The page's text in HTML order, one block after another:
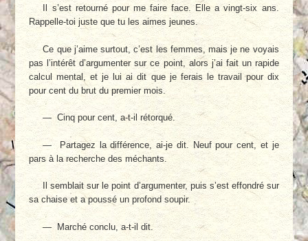
Il s’est retourné pour me faire face. Elle a vingt-six ans.
Rappelle-toi juste que tu les aimes jeunes.
Ce que j’aime surtout, c’est les femmes, mais je ne voyais
pas l’intérêt d’argumenter sur ce point, alors j’ai fait un rapide
calcul mental, et je lui ai dit que je ferais le travail pour dix
pour cent du brut du premier mois.
— Cinq pour cent, a-t-il rétorqué.
— Partagez la différence, ai-je dit. Neuf pour cent, et je
pars à la recherche des méchants.
Il semblait sur le point d’argumenter, puis s’est effondré sur
sa chaise et a poussé un profond soupir.
— Marché conclu, a-t-il dit.